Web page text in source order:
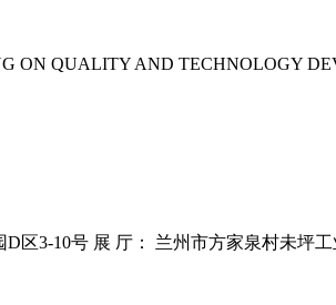
ON QUALITY AND TECHNOLOGY
D区3-10号 展 厅： 兰州市方家泉村未坪